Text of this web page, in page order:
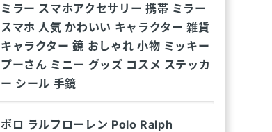
ミラー スマホアクセサリー 携帯 ミラー
スマホ 人気 かわいい キャラクター 雑貨
キャラクター 鏡 おしゃれ 小物 ミッキー
プーさん ミニー グッズ コスメ ステッカ
ー シール 手鏡
ポロ ラルフローレン Polo Ralph